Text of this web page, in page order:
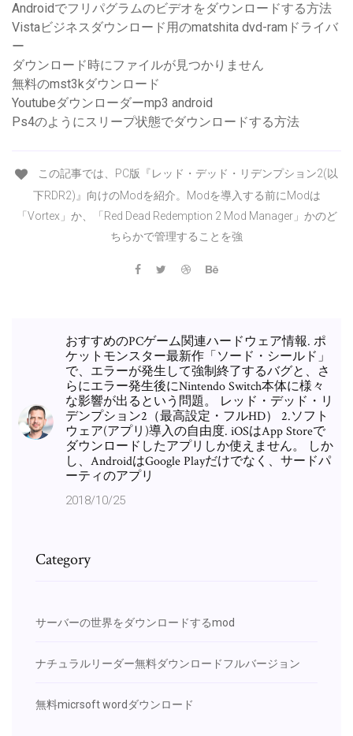
Androidでフリパグラムのビデオをダウンロードする方法
Vistaビジネスダウンロード用のmatshita dvd-ramドライバ
ー
ダウンロード時にファイルが見つかりません
無料のmst3kダウンロード
Youtubeダウンローダーmp3 android
Ps4のようにスリープ状態でダウンロードする方法
この記事では、PC版『レッド・デッド・リデンプション2(以
下RDR2)』向けのModを紹介。Modを導入する前にModは
「Vortex」か、「Red Dead Redemption 2 Mod Manager」かのど
ちらかで管理することを強
おすすめのPCゲーム関連ハードウェア情報. ポ
ケットモンスター最新作「ソード・シールド」
で、エラーが発生して強制終了するバグと、さ
らにエラー発生後にNintendo Switch本体に様々
な影響が出るという問題。 レッド・デッド・リ
デンプション2（最高設定・フルHD） 2.ソフト
ウェア(アプリ)導入の自由度. iOSはApp Storeで
ダウンロードしたアプリしか使えません。 しか
し、AndroidはGoogle Playだけでなく、サードパ
ーティのアプリ
2018/10/25
Category
サーバーの世界をダウンロードするmod
ナチュラルリーダー無料ダウンロードフルバージョン
無料micrsoft wordダウンロード